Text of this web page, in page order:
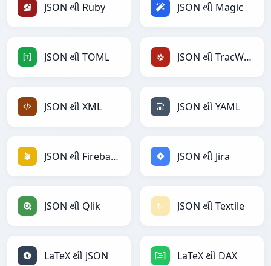
JSON થી Ruby JSON થી Magic
JSON થી TOML JSON થી TracWiki
JSON થી XML JSON થી YAML
JSON થી Firebase JSON થી Jira
JSON થી Qlik JSON થી Textile
LaTeX થી JSON LaTeX થી DAX